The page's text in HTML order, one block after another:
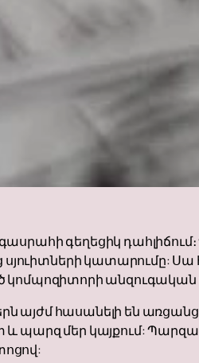
գեղեցիկ
կատարումը: Սա
կոմպոզիտորի անզուգական
այժմ հասանելի են
և պարզ մեր կայքում: